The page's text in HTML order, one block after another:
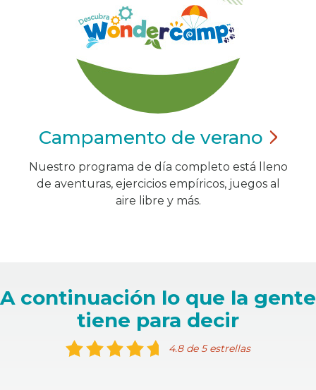
Campamento de verano
Nuestro programa de día completo está lleno
de aventuras, ejercicios empíricos, juegos al
aire libre y más.
A continuación lo que la gente
tiene para decir
4.8 de 5 estrellas